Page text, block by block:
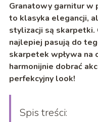
Granatowy garnitur w
to klasyka elegancji,
stylizacji są skarpetki.
najlepiej pasują do
skarpetek wpływa na
harmonijnie dobrać
perfekcyjny look!
Spis treści: